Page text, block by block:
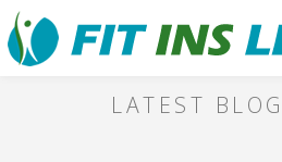
BLOG
LATEST